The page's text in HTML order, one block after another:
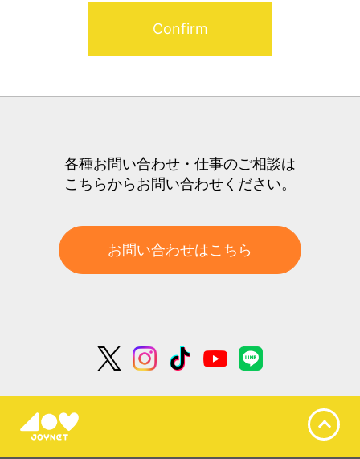
各種お問い合わせ・仕事のご相談は
こちらからお問い合わせください。
お問い合わせはこちら